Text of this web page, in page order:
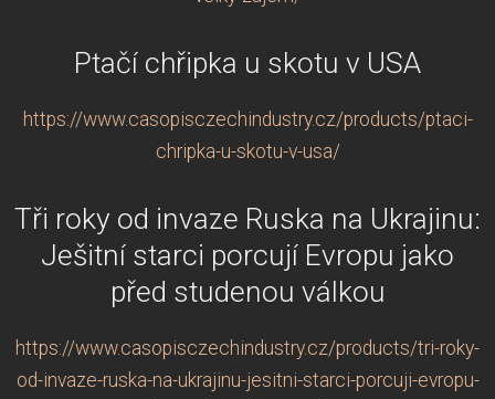
Ptačí chřipka u skotu v USA
https://www.casopisczechindustry.cz/products/ptaci-
chripka-u-skotu-v-usa/
Tři roky od invaze Ruska na Ukrajinu:
Ješitní starci porcují Evropu jako
před studenou válkou
https://www.casopisczechindustry.cz/products/tri-roky-
od-invaze-ruska-na-ukrajinu-jesitni-starci-porcuji-evropu-